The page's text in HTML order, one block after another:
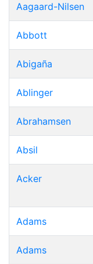
Aagaard-Nilsen
Abbott
Abigaña
Ablinger
Abrahamsen
Absil
Acker
Adams
Adams